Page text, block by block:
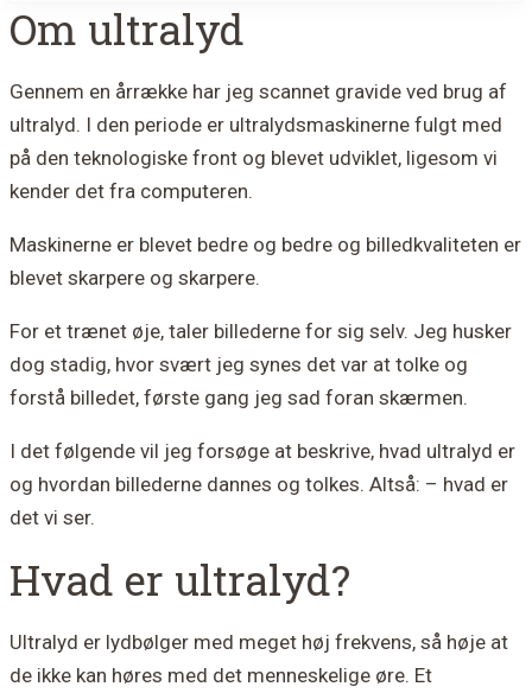
Om ultralyd
Gennem en årrække har jeg scannet gravide ved brug af
ultralyd. I den periode er ultralydsmaskinerne fulgt med
på den teknologiske front og blevet udviklet, ligesom vi
kender det fra computeren.
Maskinerne er blevet bedre og bedre og billedkvaliteten er
blevet skarpere og skarpere.
For et trænet øje, taler billederne for sig selv. Jeg husker
dog stadig, hvor svært jeg synes det var at tolke og
forstå billedet, første gang jeg sad foran skærmen.
I det følgende vil jeg forsøge at beskrive, hvad ultralyd er
og hvordan billederne dannes og tolkes. Altså: – hvad er
det vi ser.
Hvad er ultralyd?
Ultralyd er lydbølger med meget høj frekvens, så høje at
de ikke kan høres med det menneskelige øre. Et